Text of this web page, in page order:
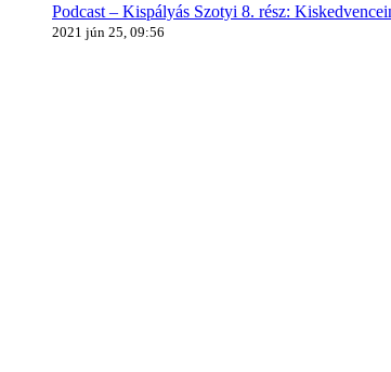
Podcast – Kispályás Szotyi 8. rész:
2021 jún 25, 09:56